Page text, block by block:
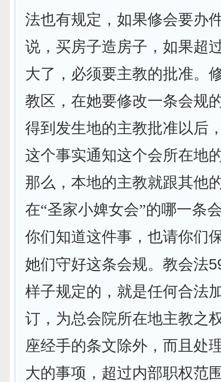
法也有规定，如果修会要办
说，买房子造房子，如果超
大了，必须要主教的批准。
教区，在她要修改一条会规
得到发生地的主教批准以后
这个事实通知这个会所在地
那么，本地的主教就跟其他
在“圣家小婢女会”的哪一条
你们知道这件事，也请你们
她们守好这条会规。教会法
样子规定的，就是任何合法
订，为总会院所在地主教之
座经手的条文除外，而且处
大的事项，超过内部职权范